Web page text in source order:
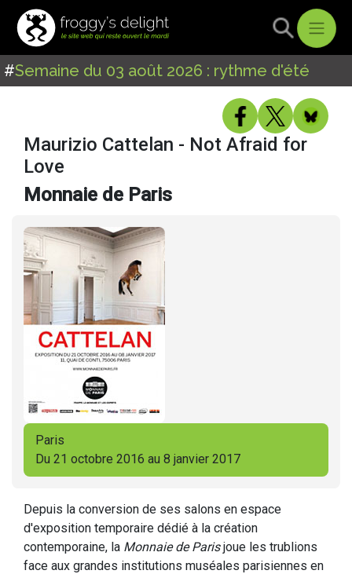
#Semaine du 03 août 2026 : rythme d'été
Maurizio Cattelan - Not Afraid for
Love
Monnaie de Paris
Paris
Du 21 octobre 2016 au 8 janvier 2017
Depuis la conversion de ses salons en espace
d'exposition temporaire dédié à la création
contemporaine, la Monnaie de Parisjoue les trublions
face aux grandes institutions muséales parisiennes en